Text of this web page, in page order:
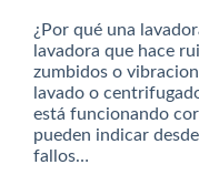
¿Por qué una
lavadora que hace
zumbidos o
lavado o
está funcionando
pueden indicar
fallos…